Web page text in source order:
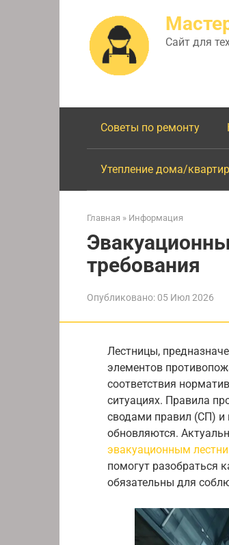
Сайт для
Советы по ремонту
Утепление дома/
Главная » Информация
требования
Опубликовано: 05 Июл 2026
Лестницы,
элементов
соответствия
ситуациях. Правила
сводами правил (СП) и
обновляются.
эвакуационным
помогут разобраться
обязательны для